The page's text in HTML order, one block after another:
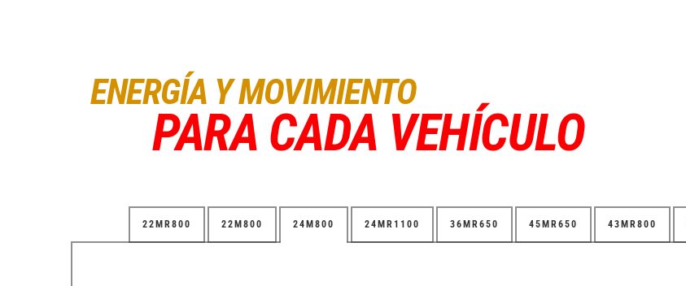
ENERGÍA Y MOVIMIENTO
PARA CADA VEHÍCULO
22MR800 22M800 24M800 24MR1100 36MR650 45MR650 43MR800